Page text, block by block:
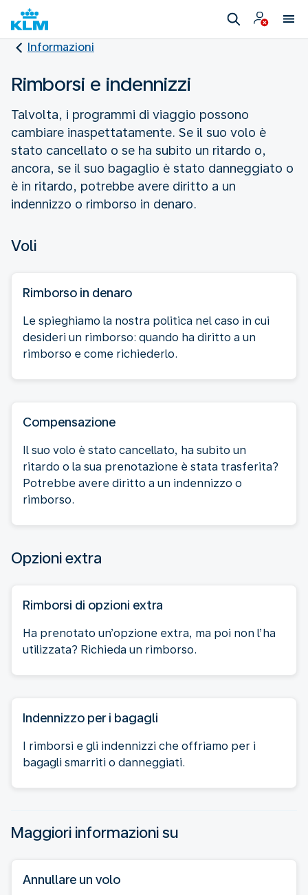
Informazioni
Rimborsi e indennizzi
Talvolta, i programmi di viaggio possono
cambiare inaspettatamente. Se il suo volo è
stato cancellato o se ha subito un ritardo o,
ancora, se il suo bagaglio è stato danneggiato o
è in ritardo, potrebbe avere diritto a un
indennizzo o rimborso in denaro.
Voli
Rimborso in denaro
Le spieghiamo la nostra politica nel caso in cui
desideri un rimborso: quando ha diritto a un
rimborso e come richiederlo.
Compensazione
Il suo volo è stato cancellato, ha subito un
ritardo o la sua prenotazione è stata trasferita?
Potrebbe avere diritto a un indennizzo o
rimborso.
Opzioni extra
Rimborsi di opzioni extra
Ha prenotato un’opzione extra, ma poi non l’ha
utilizzata? Richieda un rimborso.
Indennizzo per i bagagli
I rimborsi e gli indennizzi che offriamo per i
bagagli smarriti o danneggiati.
Maggiori informazioni su
Annullare un volo